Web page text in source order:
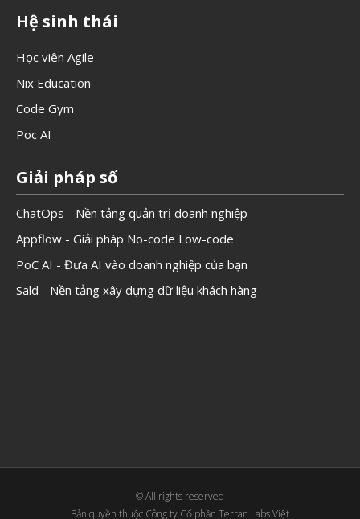
Hệ sinh thái
Học viên Agile
Nix Education
Code Gym
Poc AI
Giải pháp số
ChatOps - Nền tảng quản trị doanh nghiệp
Appflow - Giải pháp No-code Low-code
PoC AI - Đưa AI vào doanh nghiệp của bạn
Sald - Nền tảng xây dựng dữ liệu khách hàng
© All rights reserved
Bản quyền thuộc Công ty Cổ phần Terran Labs Việt